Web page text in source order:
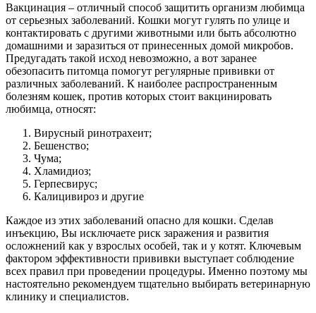
Вакцинация – отличный способ защитить организм любимца
от серьезных заболеваний. Кошки могут гулять по улице и
контактировать с другими животными или быть абсолютно
домашними и заразиться от принесенных домой микробов.
Предугадать такой исход невозможно, а вот заранее
обезопасить питомца помогут регулярные прививки от
различных заболеваний. К наиболее распространенным
болезням кошек, против которых стоит вакцинировать
любимца, относят:
Вирусный ринотрахеит;
Бешенство;
Чума;
Хламидиоз;
Герпесвирус;
Калицивироз и другие
Каждое из этих заболеваний опасно для кошки. Сделав
инъекцию, Вы исключаете риск заражения и развития
осложнений как у взрослых особей, так и у котят. Ключевым
фактором эффективности прививки выступает соблюдение
всех правил при проведении процедуры. Именно поэтому мы
настоятельно рекомендуем тщательно выбирать ветеринарную
клинику и специалистов.